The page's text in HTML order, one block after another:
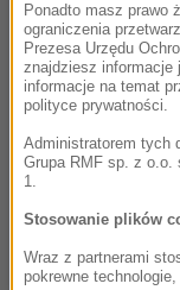
Ponadto masz prawo
ograniczenia
Prezesa Urzędu
znajdziesz informacje
informacje na temat
polityce prywatności.
Administratorem tych
Grupa RMF sp. z o.o.
1.
Stosowanie plików
Wraz z partnerami
pokrewne